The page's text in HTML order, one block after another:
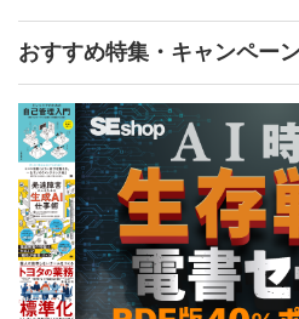
おすすめ特集・キャンペー